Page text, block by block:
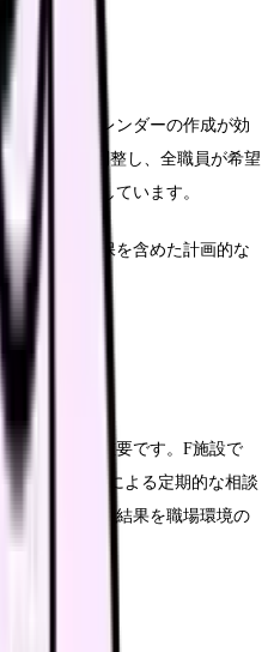
年間休暇カレンダーの作成が効
休暇希望を調整し、全職員が希望
体制を構築しています。
替要員の確保を含めた計画的な
支援体制が重要です。F施設で
ウンセラーによる定期的な相談
スチェックの結果を職場環境の
しています。